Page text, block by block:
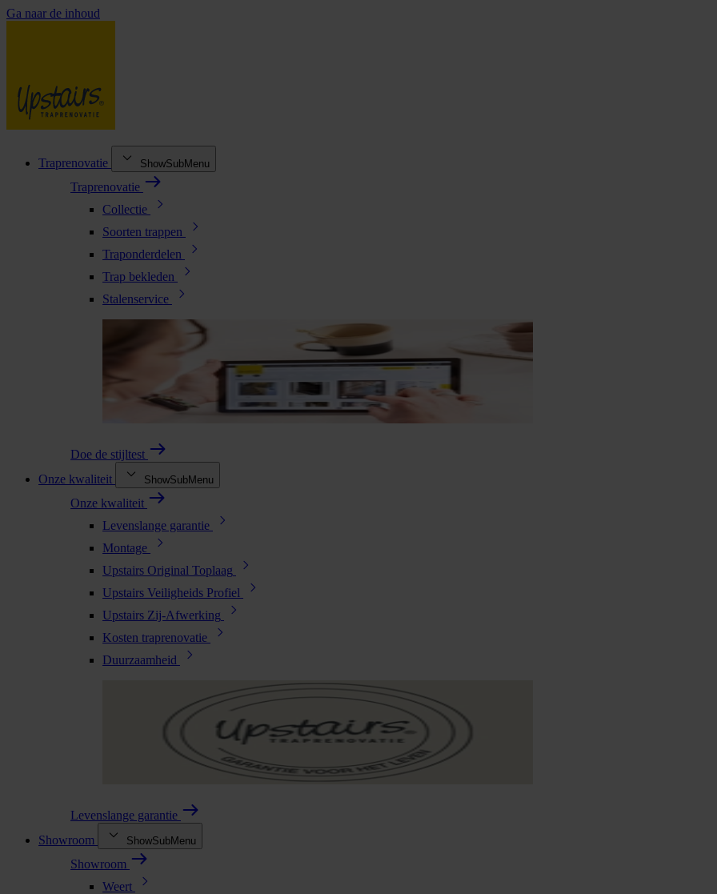
Ga naar de inhoud
Traprenovatie ShowSubMenu
Traprenovatie
Collectie
Soorten trappen
Traponderdelen
Trap bekleden
Stalenservice
Doe de stijltest
Onze kwaliteit
ShowSubMenu
Onze kwaliteit
Levenslange garantie
Montage
Upstairs Original Toplaag
Upstairs Veiligheids Profiel
Upstairs Zij-Afwerking
Kosten traprenovatie
Duurzaamheid
Levenslange garantie
Showroom
ShowSubMenu
Showroom
Weert